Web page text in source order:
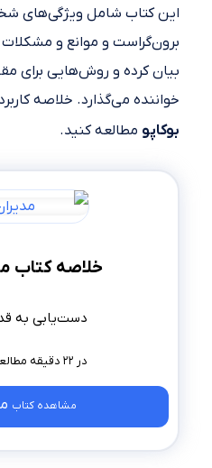
این کتاب شامل ویژگی‌های
برون‌گراست و موانع و مشکلات
بیان کرده و روش‌هایی برای
خواننده می‌گذارد. خلاصه
بوکاپو مطالعه کنید.
خلاصه کتاب
دست‌یابی به
در ۲۲ دقیقه مطالعه کنید
مشاهده کتاب